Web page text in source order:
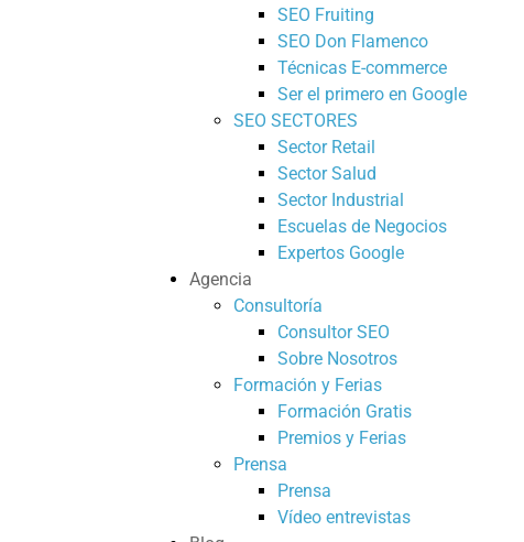
SEO Fruiting
SEO Don Flamenco
Técnicas E-commerce
Ser el primero en Google
SEO SECTORES
Sector Retail
Sector Salud
Sector Industrial
Escuelas de Negocios
Expertos Google
Agencia
Consultoría
Consultor SEO
Sobre Nosotros
Formación y Ferias
Formación Gratis
Premios y Ferias
Prensa
Prensa
Vídeo entrevistas